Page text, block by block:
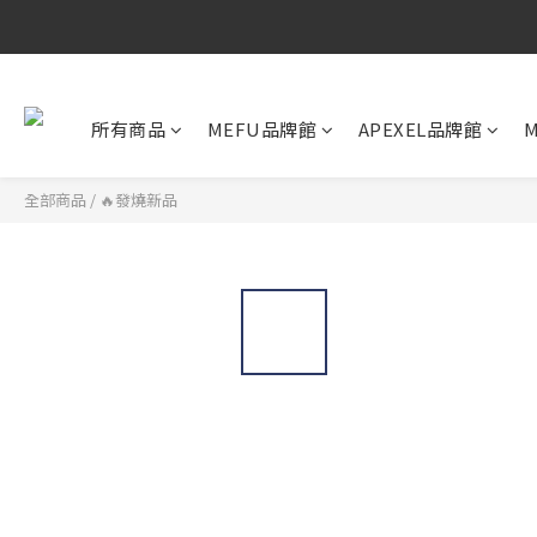
所有商品 MEFU品牌館 APEXEL品牌館
全部商品 / 🔥發燒新品